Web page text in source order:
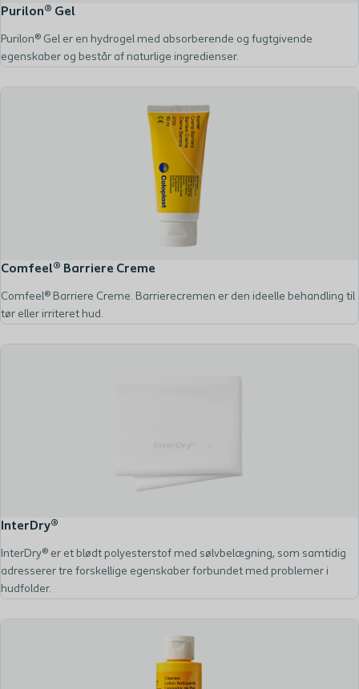
Purilon® Gel
Purilon® Gel er en hydrogel med absorberende og fugtgivende
egenskaber og består af naturlige ingredienser.
Comfeel® Barriere Creme
Comfeel® Barriere Creme. Barrierecremen er den ideelle behandling til
tør eller irriteret hud.
InterDry®
InterDry® er et blødt polyesterstof med sølvbelægning, som samtidig
adresserer tre forskellige egenskaber forbundet med problemer i
hudfolder.